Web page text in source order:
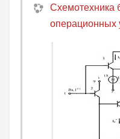
Схемотехника
операционных